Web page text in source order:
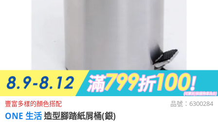
豐富多樣的顏色搭配 品號： 6300284
ONE 生活造型腳踏紙屑桶(銀)